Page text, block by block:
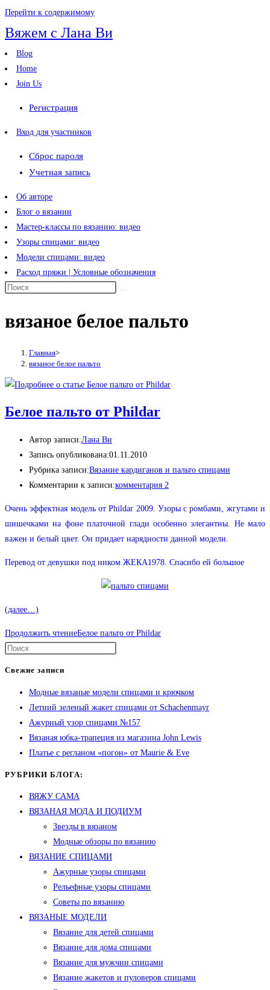
Перейти к содержимому
Вяжем с Лана Ви
Blog
Home
Join Us
Регистрация
Вход для участников
Сброс пароля
Учетная запись
Об авторе
Блог о вязании
Мастер-классы по вязанию: видео
Узоры спицами: видео
Модели спицами: видео
Расход пряжи | Условные обозначения
вязаное белое пальто
Главная>
вязаное белое пальто
Белое пальто от Phildar
Автор записи:Лана Ви
Запись опубликована:01.11.2010
Рубрика записи:Вязание кардиганов и пальто спицами
Комментарии к записи:комментария 2
Очень эффектная модель от Phildar 2009. Узоры с ромбами, жгутами и
шишечками на фоне платочной глади особенно элегантны. Не мало
важен и белый цвет. Он придает нарядности данной модели.
Перевод от девушки под ником ЖЕКА1978. Спасибо ей большое
(далее…)
Продолжить чтениеБелое пальто от Phildar
Свежие записи
Модные вязаные модели спицами и крючком
Летний зеленый жакет спицами от Schachenmayr
Ажурный узор спицами №157
Вязаная юбка-трапеция из магазина John Lewis
Платье с регланом «погон» от Maurie & Eve
РУБРИКИ БЛОГА:
ВЯЖУ САМА
ВЯЗАНАЯ МОДА И ПОДИУМ
Звезды в вязаном
Модные обзоры по вязанию
ВЯЗАНИЕ СПИЦАМИ
Ажурные узоры спицами
Рельефные узоры спицами
Советы по вязанию
ВЯЗАНЫЕ МОДЕЛИ
Вязание для детей спицами
Вязание для дома спицами
Вязание для мужчин спицами
Вязание жакетов и пуловеров спицами